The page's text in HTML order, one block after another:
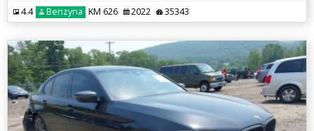
4.4 Benzyna KM 626 2022 35343